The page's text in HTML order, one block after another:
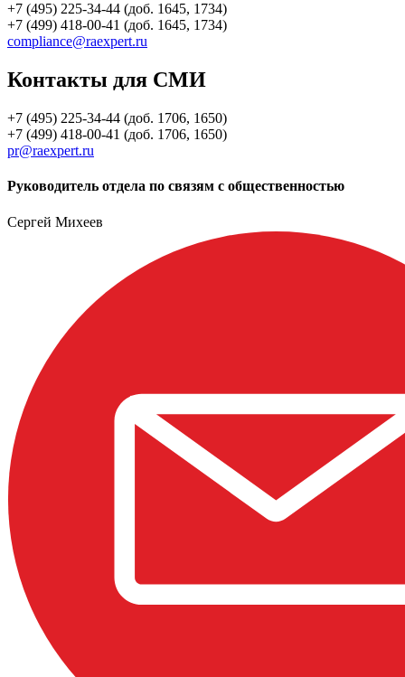
+7 (495) 225-34-44 (доб. 1645, 1734)
+7 (499) 418-00-41 (доб. 1645, 1734)
compliance@raexpert.ru
Контакты для СМИ
+7 (495) 225-34-44 (доб. 1706, 1650)
+7 (499) 418-00-41 (доб. 1706, 1650)
pr@raexpert.ru
Руководитель отдела по связям с общественностью
Сергей Михеев